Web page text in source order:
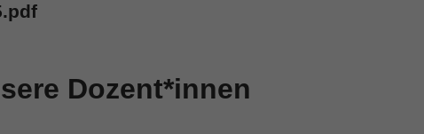
Dozent*innen